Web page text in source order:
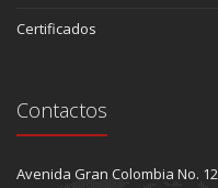
Certificados
Contactos
Avenida Gran Colombia No.